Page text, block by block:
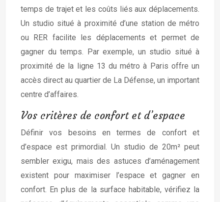
temps de trajet et les coûts liés aux déplacements.
Un studio situé à proximité d’une station de métro
ou RER facilite les déplacements et permet de
gagner du temps. Par exemple, un studio situé à
proximité de la ligne 13 du métro à Paris offre un
accès direct au quartier de La Défense, un important
centre d’affaires.
Vos critères de confort et d’espace
Définir vos besoins en termes de confort et
d’espace est primordial. Un studio de 20m² peut
sembler exigu, mais des astuces d’aménagement
existent pour maximiser l’espace et gagner en
confort. En plus de la surface habitable, vérifiez la